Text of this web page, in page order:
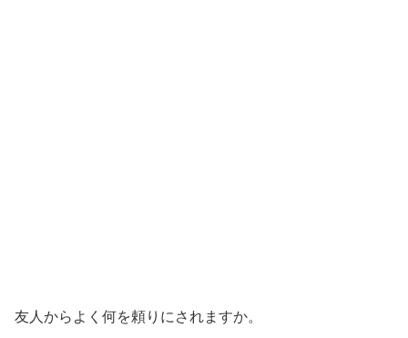
友人からよく何を頼りにされますか。